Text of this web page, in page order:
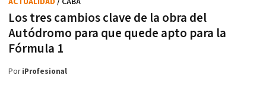
Los tres cambios clave de la obra del
Autódromo para que quede apto para la
Fórmula 1
PoriProfesional